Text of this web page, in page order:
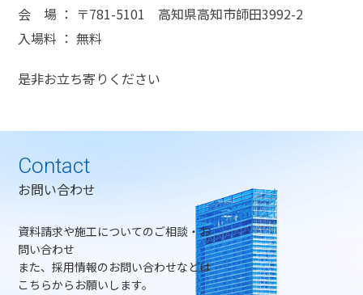
会 場 ： 〒781-5101 高知県高知市師田3992-2
入場料 ： 無料
是非お立ち寄りください
Contact
お問い合わせ
資料請求や施工についてのご相談・お
問い合わせ
また、採用情報のお問い合わせなどは
こちらからお願いします。